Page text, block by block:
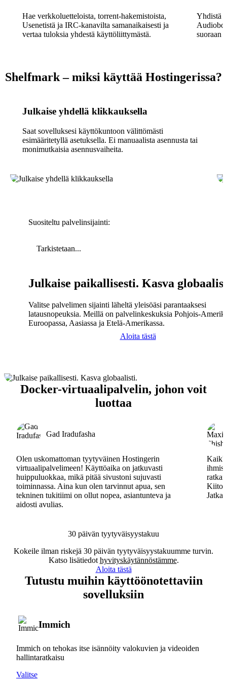
Hae verkkoluetteloista, torrent-hakemistoista,
Usenetistä ja IRC-kanavilta samanaikaisesti ja
vertaa tuloksia yhdestä käyttöliittymästä.
Yhdistä
suoraan
Shelfmark – miksi käyttää Hostingerissa?
Julkaise yhdellä klikkauksella
Saat sovelluksesi käyttökuntoon välittömästi
esimääritetyllä asetuksella. Ei manuaalista asennusta tai
monimutkaisia asennusvaiheita.
Suositeltu palvelinsijainti:
Tarkistetaan...
Julkaise paikallisesti. Kasva
Valitse palvelimen sijainti läheltä yleisöäsi parantaaksesi
latausnopeuksia. Meillä on palvelinkeskuksia Pohjois-
Euroopassa, Aasiassa ja Etelä-Amerikassa.
Aloita tästä
Docker-virtuaalipalvelin, johon voit
luottaa
Gad Iradufasha
Olen uskomattoman tyytyväinen Hostingerin
virtuaalipalvelimeen! Käyttöaika on jatkuvasti
huippuluokkaa, mikä pitää sivustoni sujuvasti
toiminnassa. Aina kun olen tarvinnut apua, sen
tekninen tukitiimi on ollut nopea, asiantunteva ja
aidosti avulias.
Kiitos
30 päivän tyytyväisyystakuu
Kokeile ilman riskejä 30 päivän tyytyväisyystakuumme turvin.
Katso lisätiedot hyvityskäytännöstämme.
Aloita tästä
Tutustu muihin käyttöönotettaviin
sovelluksiin
Immich
Immich on tehokas itse isännöity valokuvien ja videoiden
hallintaratkaisu
Valitse